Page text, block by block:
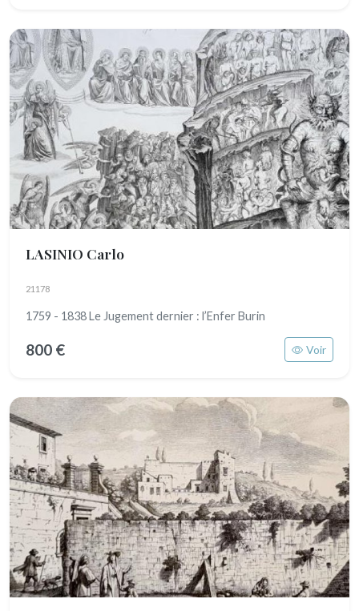
LASINIO Carlo
21178
1759 - 1838 Le Jugement dernier : l’Enfer Burin
800 € Voir